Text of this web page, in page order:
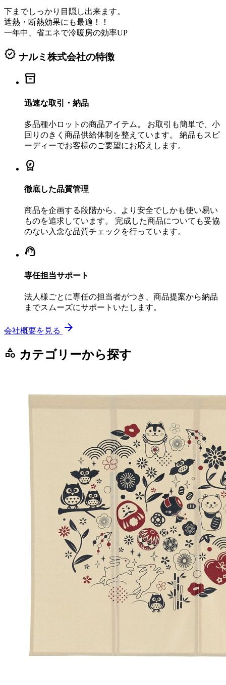
下までしっかり目隠し出来ます。
遮熱・断熱効果にも最適！！
一年中、省エネで冷暖房の効率UP
verified ナルミ株式会社の特徴
inventory_2
迅速な取引・納品
多品種小ロットの商品アイテム。 お取引も簡単で、小
回りのきく商品供給体制を整えています。 納品もスピ
ーディーでお客様のご要望にお応えします。
workspace_premium
徹底した品質管理
商品を企画する段階から、より安全でしかも使い易い
ものを追求しています。 完成した商品についても妥協
のない入念な品質チェックを行っています。
support_agent
専任担当サポート
法人様ごとに専任の担当者がつき、商品提案から納品
までスムーズにサポートいたします。
会社概要を見る arrow_forward
category カテゴリーから探す